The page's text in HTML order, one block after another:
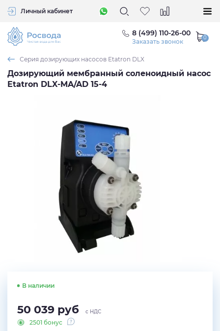
Личный кабинет
8 (499) 110-26-00
Заказать звонок
Серия дозирующих насосов Etatron DLX
Дозирующий мембранный соленоидный насос
Etatron DLX-MA/AD 15-4
В наличии
50 039 руб с НДС
2501 бонус